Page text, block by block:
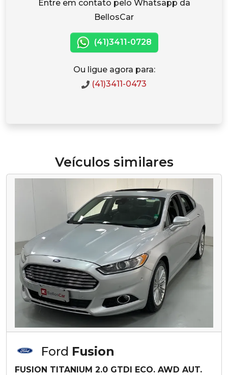
Entre em contato pelo Whatsapp da
BellosCar
(41)3411-0728
Ou ligue agora para:
(41)3411-0473
Veículos similares
Ford Fusion
FUSION TITANIUM 2.0 GTDI ECO. AWD AUT.